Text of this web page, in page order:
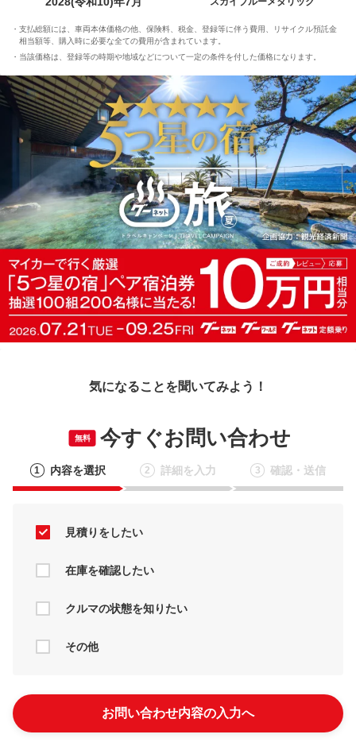
支払総額には、車両本体価格の他、保険料、税金、登録等に伴う費用、リサイクル預託金
相当額等、購入時に必要な全ての費用が含まれています。
当該価格は、登録等の時期や地域などについて一定の条件を付した価格になります。
気になることを聞いてみよう！
無料 今すぐお問い合わせ
1 内容を選択 2 詳細を入力 3 確認・送信
見積りをしたい
在庫を確認したい
クルマの状態を知りたい
その他
お問い合わせ内容の入力へ